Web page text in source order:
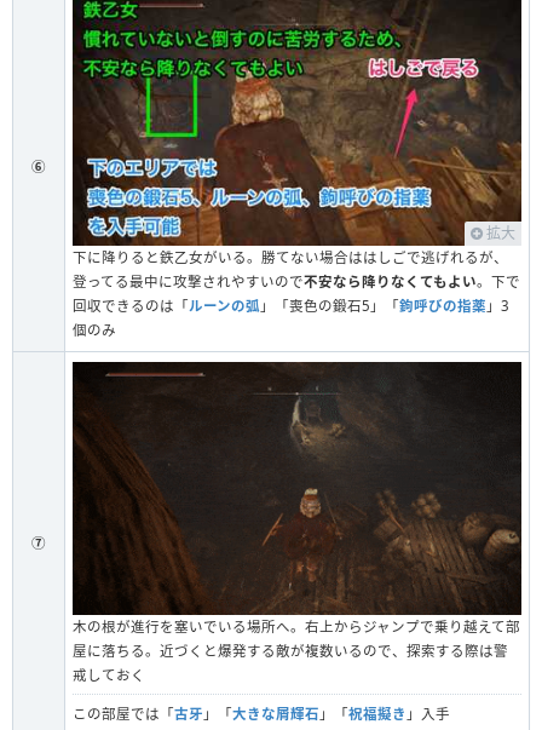
⑥
拡大
下に降りると鉄乙女がいる。勝てない場合ははしごで逃げれるが、
登ってる最中に攻撃されやすいので不安なら降りなくてもよい。下で
回収できるのは「ルーンの弧 」「喪色の鍛石5」「鉤呼びの指薬 」3
個のみ
⑦
木の根が進行を塞いでいる場所へ。右上からジャンプで乗り越えて部
屋に落ちる。近づくと爆発する敵が複数いるので、探索する際は警
戒しておく
この部屋では「古牙 」「大きな屑輝石 」「祝福擬き 」入手